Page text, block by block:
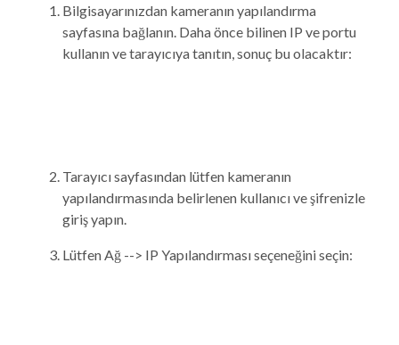
Bilgisayarınızdan kameranın yapılandırma
sayfasına bağlanın. Daha önce bilinen IP ve portu
kullanın ve tarayıcıya tanıtın, sonuç bu olacaktır:
Tarayıcı sayfasından lütfen kameranın
yapılandırmasında belirlenen kullanıcı ve şifrenizle
giriş yapın.
Lütfen Ağ --> IP Yapılandırması seçeneğini seçin: